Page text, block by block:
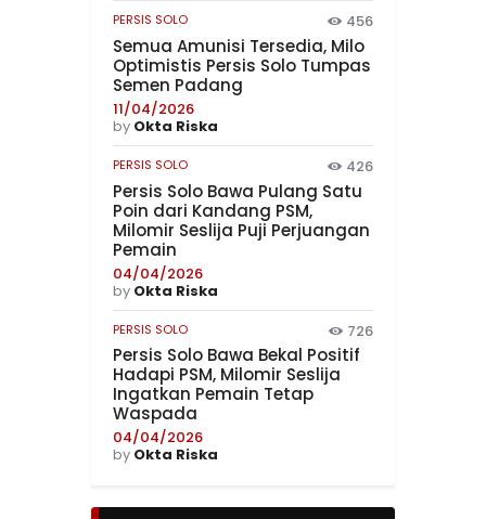
PERSIS SOLO 456
Semua Amunisi Tersedia, Milo
Optimistis Persis Solo Tumpas
Semen Padang
11/04/2026
by Okta Riska
PERSIS SOLO 426
Persis Solo Bawa Pulang Satu
Poin dari Kandang PSM,
Milomir Seslija Puji Perjuangan
Pemain
04/04/2026
by Okta Riska
PERSIS SOLO 726
Persis Solo Bawa Bekal Positif
Hadapi PSM, Milomir Seslija
Ingatkan Pemain Tetap
Waspada
04/04/2026
by Okta Riska